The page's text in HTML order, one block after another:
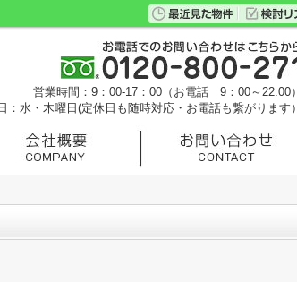
営業時間：9：00-17：00（お電話 9：00～22:00）
：水・木曜日(定休日も随時対応・お電話も繋がります）